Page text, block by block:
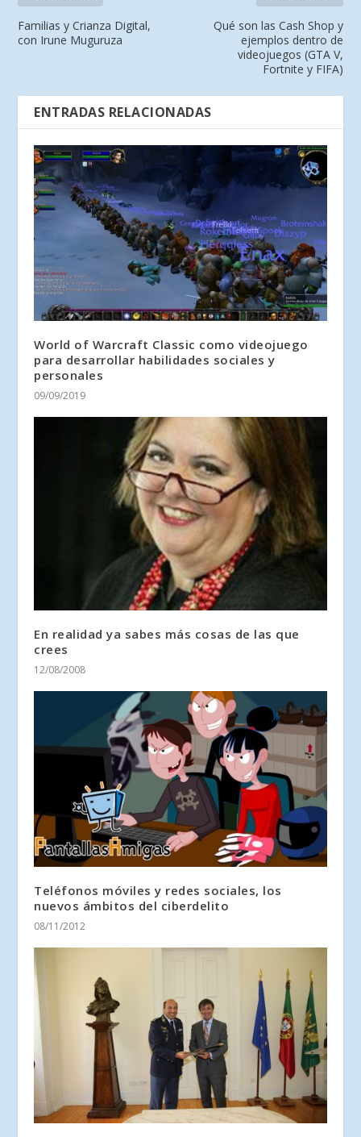
Familias y Crianza Digital,
con Irune Muguruza
Qué son las Cash Shop y
ejemplos dentro de
videojuegos (GTA V,
Fortnite y FIFA)
ENTRADAS RELACIONADAS
World of Warcraft Classic como videojuego
para desarrollar habilidades sociales y
personales
09/09/2019
En realidad ya sabes más cosas de las que
crees
12/08/2008
Teléfonos móviles y redes sociales, los
nuevos ámbitos del ciberdelito
08/11/2012